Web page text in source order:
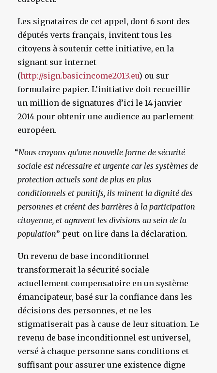
Les signataires de cet appel, dont 6 sont des
députés verts français, invitent tous les
citoyens à soutenir cette initiative, en la
signant sur internet
(http://sign.basicincome2013.eu) ou sur
formulaire papier. L’initiative doit recueillir
un million de signatures d’ici le 14 janvier
2014 pour obtenir une audience au parlement
européen.
“Nous croyons qu’une nouvelle forme de sécurité
sociale est nécessaire et urgente car les systèmes de
protection actuels sont de plus en plus
conditionnels et punitifs, ils minent la dignité des
personnes et créent des barrières à la participation
citoyenne, et agravent les divisions au sein de la
population” peut-on lire dans la déclaration.
Un revenu de base inconditionnel
transformerait la sécurité sociale
actuellement compensatoire en un système
émancipateur, basé sur la confiance dans les
décisions des personnes, et ne les
stigmatiserait pas à cause de leur situation. Le
revenu de base inconditionnel est universel,
versé à chaque personne sans conditions et
suffisant pour assurer une existence digne